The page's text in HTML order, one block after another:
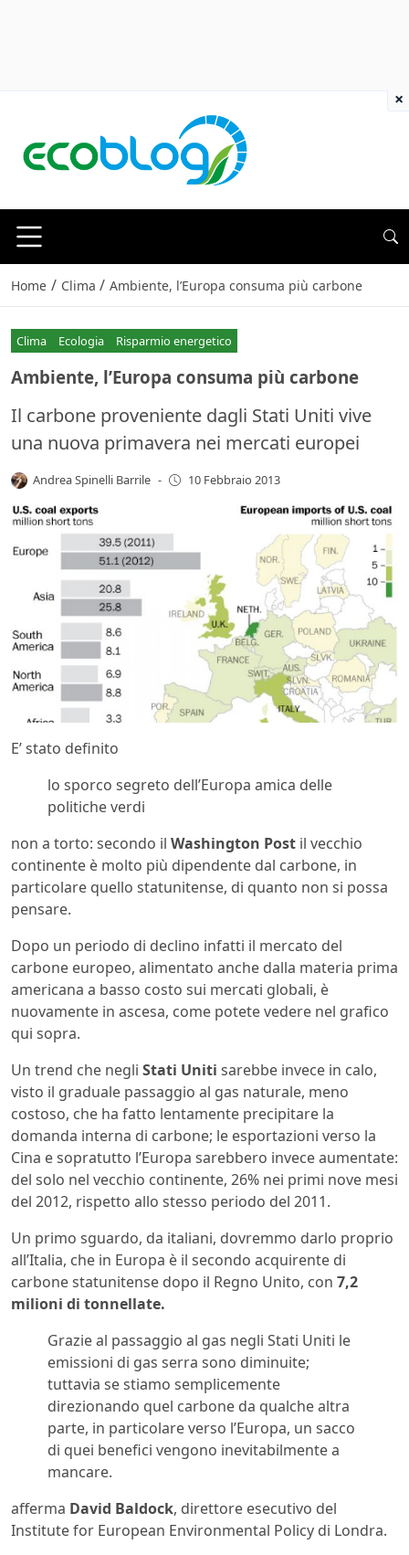
Home / Clima / Ambiente, l’Europa consuma più carbone
Clima Ecologia Risparmio energetico
Ambiente, l’Europa consuma più carbone
Il carbone proveniente dagli Stati Uniti vive
una nuova primavera nei mercati europei
Andrea Spinelli Barrile - 10 Febbraio 2013
E’ stato definito
lo sporco segreto dell’Europa amica delle
politiche verdi
non a torto: secondo il Washington Post il vecchio
continente è molto più dipendente dal carbone, in
particolare quello statunitense, di quanto non si possa
pensare.
Dopo un periodo di declino infatti il mercato del
carbone europeo, alimentato anche dalla materia prima
americana a basso costo sui mercati globali, è
nuovamente in ascesa, come potete vedere nel grafico
qui sopra.
Un trend che negli Stati Uniti sarebbe invece in calo,
visto il graduale passaggio al gas naturale, meno
costoso, che ha fatto lentamente precipitare la
domanda interna di carbone; le esportazioni verso la
Cina e sopratutto l’Europa sarebbero invece aumentate:
del solo nel vecchio continente, 26% nei primi nove mesi
del 2012, rispetto allo stesso periodo del 2011.
Un primo sguardo, da italiani, dovremmo darlo proprio
all’Italia, che in Europa è il secondo acquirente di
carbone statunitense dopo il Regno Unito, con 7,2
milioni di tonnellate.
Grazie al passaggio al gas negli Stati Uniti le
emissioni di gas serra sono diminuite;
tuttavia se stiamo semplicemente
direzionando quel carbone da qualche altra
parte, in particolare verso l’Europa, un sacco
di quei benefici vengono inevitabilmente a
mancare.
afferma David Baldock, direttore esecutivo del
Institute for European Environmental Policy di Londra.
×